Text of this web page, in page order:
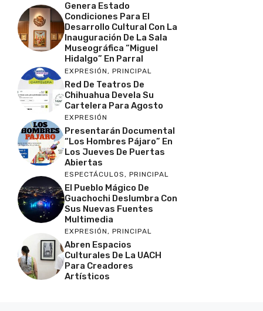
Genera Estado
Condiciones Para El
Desarrollo Cultural Con La
Inauguración De La Sala
Museográfica “Miguel
Hidalgo” En Parral
EXPRESIÓN , PRINCIPAL
Red De Teatros De
Chihuahua Devela Su
Cartelera Para Agosto
EXPRESIÓN
Presentarán Documental
“Los Hombres Pájaro” En
Los Jueves De Puertas
Abiertas
ESPECTÁCULOS, PRINCIPAL
El Pueblo Mágico De
Guachochi Deslumbra Con
Sus Nuevas Fuentes
Multimedia
EXPRESIÓN, PRINCIPAL
Abren Espacios
Culturales De La UACH
Para Creadores
Artísticos